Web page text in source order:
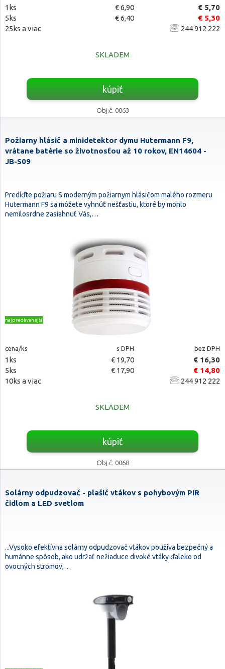
1ks € 6,90
€ 5,70
5ks
€ 6,40
€ 5,30
25ks a viac
244 912 222
SKLADEM
kúpiť
Obj.č. 0063
Požiarny hlásič a minidetektor dymu Hutermann F9,
vrátane batérie so životnosťou až 10 rokov, EN14604 -
JB-S09
Predíďte požiaru S moderným požiarnym hlásičom malého rozmeru
Hutermann F9 sa môžete vyhnúť nešťastiu, ktoré by mohlo
nemilosrdne zasiahnuť Vás,…
najpredávanejšie
cena/ks s DPH bez DPH
1ks € 19,70
€ 16,30
5ks
€ 17,90
€ 14,80
10ks a viac
244 912 222
SKLADEM
kúpiť
Obj.č. 0068
Solárny odpudzovač - plašič vtákov s pohybovým PIR
čidlom a LED svetlom
...Vysoko efektívna solárny odpudzovač vtákov používa bezpečný a
humánne spôsob, ako udržať nežiaduce divoké vtáky ďaleko od
ovocných stromov,…